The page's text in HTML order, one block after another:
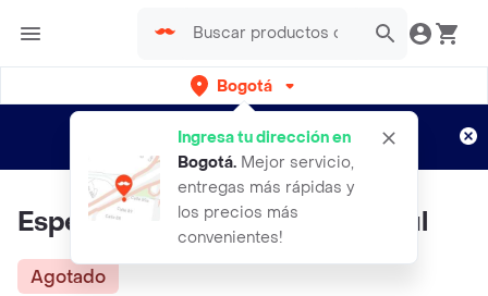
Bogotá
Ingresa tu dirección en
Bogotá. Mejor servicio,
entregas más rápidas y
los precios más
convenientes!
envíos gratis por semanas
Aplican TyC
Espejo Facial Muelita Color Azul
Agotado